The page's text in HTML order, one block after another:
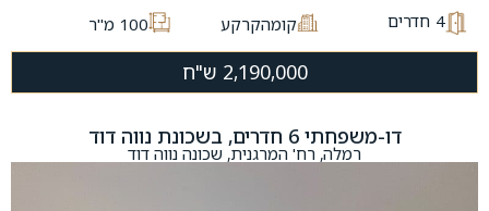
4 חדרים קומהקרקע 100 מ"ר
2,190,000 ש"ח
דו-משפחתי 6 חדרים, בשכונת נווה דוד
רמלה, רח' המרגנית, שכונה נווה דוד